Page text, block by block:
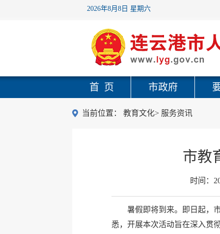
2026年8月8日 星期六
首 页 市政府
当前位置： 教育文化> 服务资讯
市教
时间：
暑假即将到来。即日起，
悉，开展本次活动旨在深入贯